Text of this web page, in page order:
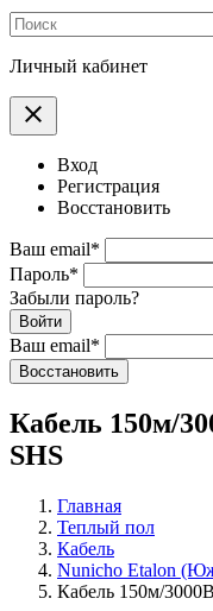
Личный кабинет
clear
Вход
Регистрация
Восстановить
Ваш email*
Пароль*
Забыли пароль?
Войти
Ваш email*
Воcстановить
Кабель 150м/
SHS
Главная
Теплый пол
Кабель
Nunicho Etalon
Кабель 150м/